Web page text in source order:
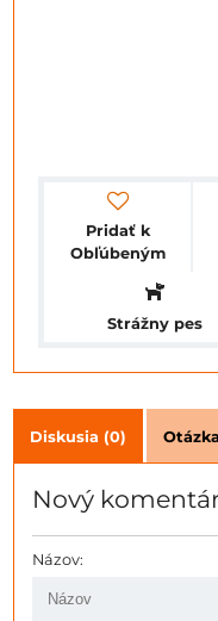
Pridať k
Obľúbeným
Strážny pes
Diskusia (0)
Nový
Názov: